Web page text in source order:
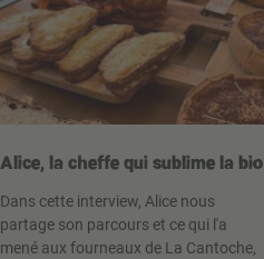
Alice, la cheffe qui sublime la bio
Dans cette interview, Alice nous
partage son parcours et ce qui l'a
mené aux fourneaux de La Cantoche,